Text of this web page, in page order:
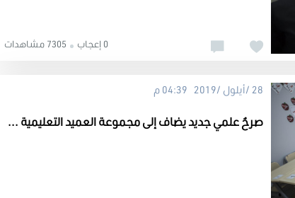
7305 مشاهدات 0 إعجاب
28 /أيلول /2019 04:39 م
صرحٌ علمي جديد يضاف إلى مجموعة العميد التعليمية ...